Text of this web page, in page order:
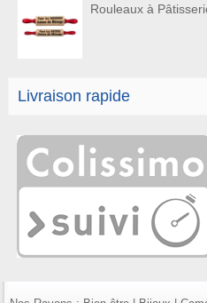
Rouleaux à
Livraison rapide